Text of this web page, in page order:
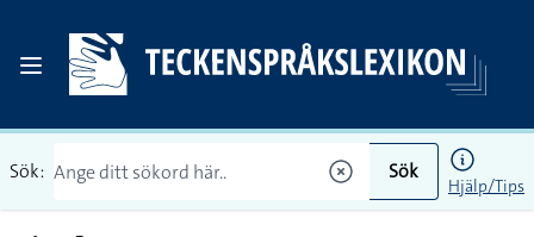
Sök: Sök
Hjälp/Tips